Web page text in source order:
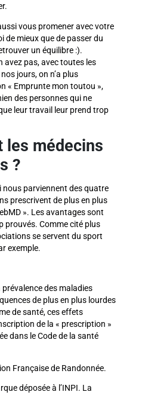
vous promener avec votre
de mieux que de passer du
un équilibre :).
avez pas, avec toutes les
jours, on n’a plus
« Emprunte mon toutou »,
des personnes qui ne
leur travail leur prend trop
les médecins
?
nous parviennent des quatre
prescrivent de plus en plus
». Les avantages sont
prouvés. Comme cité plus
se servent du sport
exemple.
des maladies
de plus en plus lourdes
de santé, ces effets
de la « prescription »
dans le Code de la santé
Française de Randonnée.
déposée à l’INPI. La